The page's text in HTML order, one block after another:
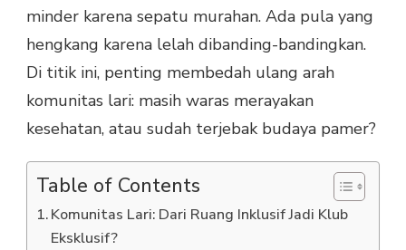
minder karena sepatu murahan. Ada pula yang
hengkang karena lelah dibanding-bandingkan.
Di titik ini, penting membedah ulang arah
komunitas lari: masih waras merayakan
kesehatan, atau sudah terjebak budaya pamer?
Table of Contents
Komunitas Lari: Dari Ruang Inklusif Jadi Klub
Eksklusif?